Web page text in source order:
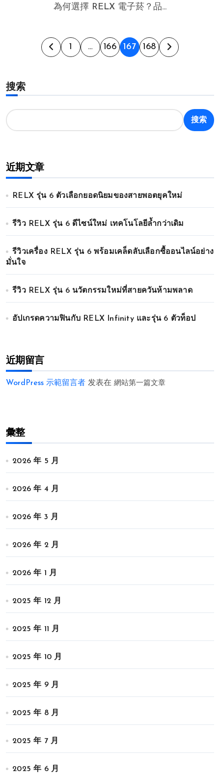
為何選擇 RELX 電子菸？品...
文
分
页
1 … 166 167 168
搜索
搜索
近期文章
RELX รุ่น 6 ตัวเลือกยอดนิยมของสายพอตยุคใหม่
รีวิว RELX รุ่น 6 ดีไซน์ใหม่ เทคโนโลยีล้ำกว่าเดิม
รีวิวเครื่อง RELX รุ่น 6 พร้อมเคล็ดลับเลือกซื้ออนไลน์อย่าง
มั่นใจ
รีวิว RELX รุ่น 6 นวัตกรรมใหม่ที่สายควันห้ามพลาด
อัปเกรดความฟินกับ RELX Infinity และรุ่น 6 ตัวท็อป
近期留言
WordPress 示範留言者 发表在 網站第一篇文章
彙整
2026 年 5 月
2026 年 4 月
2026 年 3 月
2026 年 2 月
2026 年 1 月
2025 年 12 月
2025 年 11 月
2025 年 10 月
2025 年 9 月
2025 年 8 月
2025 年 7 月
2025 年 6 月